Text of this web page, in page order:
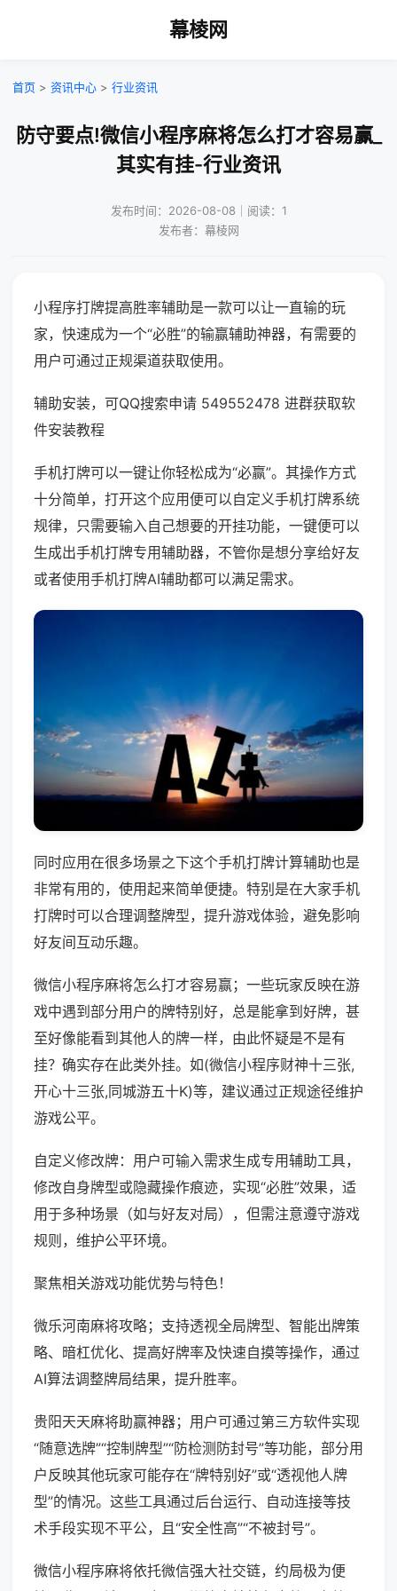
幕棱网
首页 > 资讯中心 > 行业资讯
防守要点!微信小程序麻将怎么打才容易赢_
其实有挂-行业资讯
发布时间：2026-08-08｜阅读：1
发布者：幕棱网
小程序打牌提高胜率辅助是一款可以让一直输的玩
家，快速成为一个“必胜”的输赢辅助神器，有需要的
用户可通过正规渠道获取使用。
辅助安装，可QQ搜索申请 549552478 进群获取软
件安装教程
手机打牌可以一键让你轻松成为“必赢”。其操作方式
十分简单，打开这个应用便可以自定义手机打牌系统
规律，只需要输入自己想要的开挂功能，一键便可以
生成出手机打牌专用辅助器，不管你是想分享给好友
或者使用手机打牌AI辅助都可以满足需求。
同时应用在很多场景之下这个手机打牌计算辅助也是
非常有用的，使用起来简单便捷。特别是在大家手机
打牌时可以合理调整牌型，提升游戏体验，避免影响
好友间互动乐趣。
微信小程序麻将怎么打才容易赢；一些玩家反映在游
戏中遇到部分用户的牌特别好，总是能拿到好牌，甚
至好像能看到其他人的牌一样，由此怀疑是不是有
挂？确实存在此类外挂。如(微信小程序财神十三张,
开心十三张,同城游五十K)等，建议通过正规途径维护
游戏公平。
自定义修改牌：用户可输入需求生成专用辅助工具，
修改自身牌型或隐藏操作痕迹，实现“必胜”效果，适
用于多种场景（如与好友对局），但需注意遵守游戏
规则，维护公平环境。
聚焦相关游戏功能优势与特色！
微乐河南麻将攻略；支持透视全局牌型、智能出牌策
略、暗杠优化、提高好牌率及快速自摸等操作，通过
AI算法调整牌局结果，提升胜率。
贵阳天天麻将助赢神器；用户可通过第三方软件实现
“随意选牌”“控制牌型”“防检测防封号”等功能，部分用
户反映其他玩家可能存在“牌特别好”或“透视他人牌
型”的情况。这些工具通过后台运行、自动连接等技
术手段实现不平公，且“安全性高”“不被封号”。
微信小程序麻将依托微信强大社交链，约局极为便